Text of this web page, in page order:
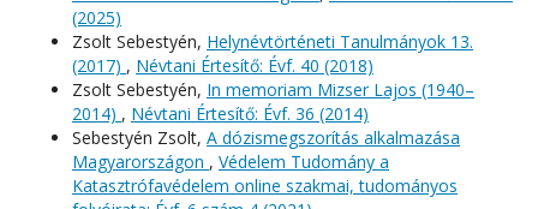
(2025)
Zsolt Sebestyén, Helynévtörténeti Tanulmányok 13.
(2017) , Névtani Értesítő: Évf. 40 (2018)
Zsolt Sebestyén, In memoriam Mizser Lajos (1940–
2014) , Névtani Értesítő: Évf. 36 (2014)
Sebestyén Zsolt, A dózismegszorítás alkalmazása
Magyarországon , Védelem Tudomány a
Katasztrófavédelem online szakmai, tudományos